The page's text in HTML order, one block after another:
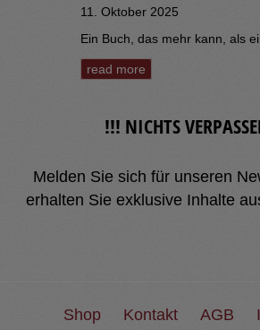
11. Oktober 2025
Ein Buch, das mehr kann, als
read more
!!! NICHTS
Melden Sie sich für unseren
erhalten Sie exklusive Inhalte
Shop Kontakt AGB